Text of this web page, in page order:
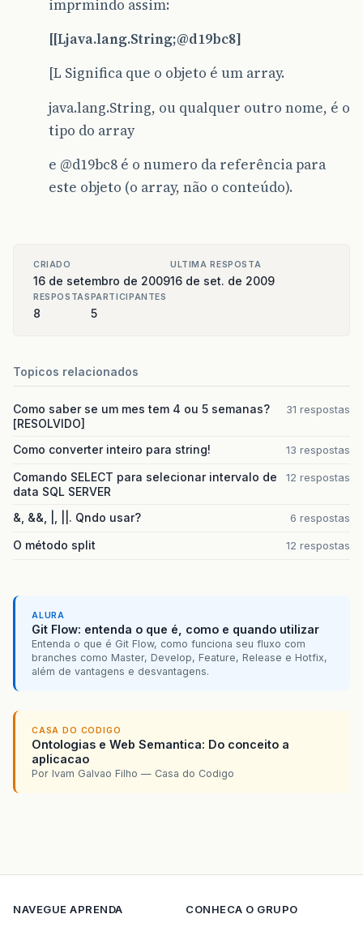
imprmindo assim:
[[Ljava.lang.String;@d19bc8]
[L Significa que o objeto é um array.
java.lang.String, ou qualquer outro nome, é o
tipo do array
e @d19bc8 é o numero da referência para
este objeto (o array, não o conteúdo).
CRIADO
16 de setembro de 2009
ULTIMA RESPOSTA
16 de set. de 2009
RESPOSTAS
8
PARTICIPANTES
5
Topicos relacionados
Como saber se um mes tem 4 ou 5 semanas?
[RESOLVIDO]
31 respostas
Como converter inteiro para string! 13 respostas
Comando SELECT para selecionar intervalo de
data SQL SERVER
12 respostas
&, &&, |, ||. Qndo usar? 6 respostas
O método split 12 respostas
ALURA
Git Flow: entenda o que é, como e quando utilizar
Entenda o que é Git Flow, como funciona seu fluxo com
branches como Master, Develop, Feature, Release e Hotfix,
além de vantagens e desvantagens.
CASA DO CODIGO
Ontologias e Web Semantica: Do conceito a
aplicacao
Por Ivam Galvao Filho — Casa do Codigo
NAVEGUE APRENDA
CONHECA O GRUPO